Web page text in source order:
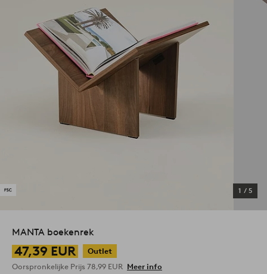
1 / 5
MANTA boekenrek
47,39 EUR
Outlet
Oorspronkelijke Prijs 78,99 EUR Meer info